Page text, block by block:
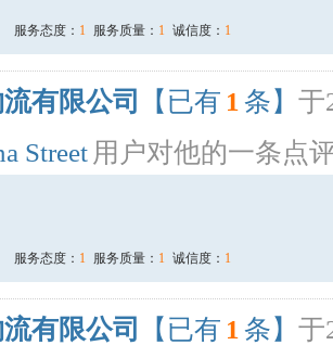
服务态度： 1 服务质量： 1 诚信度： 1
有限公司 【已有 1 条】 于
Street 用户对他的一条点
服务态度： 1 服务质量： 1 诚信度： 1
有限公司 【已有 1 条】 于